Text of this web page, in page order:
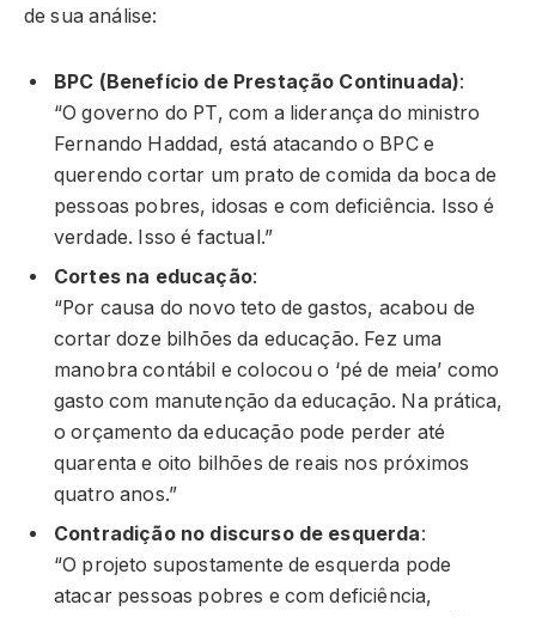
de sua análise:
BPC (Benefício de Prestação Continuada):
“O governo do PT, com a liderança do ministro
Fernando Haddad, está atacando o BPC e
querendo cortar um prato de comida da boca de
pessoas pobres, idosas e com deficiência. Isso é
verdade. Isso é factual.”
Cortes na educação:
“Por causa do novo teto de gastos, acabou de
cortar doze bilhões da educação. Fez uma
manobra contábil e colocou o ‘pé de meia’ como
gasto com manutenção da educação. Na prática,
o orçamento da educação pode perder até
quarenta e oito bilhões de reais nos próximos
quatro anos.”
Contradição no discurso de esquerda:
“O projeto supostamente de esquerda pode
atacar pessoas pobres e com deficiência,